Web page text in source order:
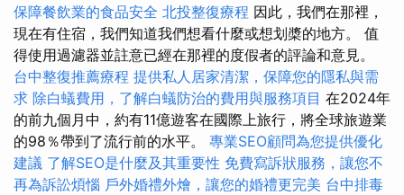
保障餐飲業的食品安全 北投整復療程 因此，我們在那裡，
現在有住宿，我們知道我們想看什麼或想划槳的地方。 值
得使用過濾器並註意已經在那裡的度假者的評論和意見。
台中整復推薦療程 提供私人居家清潔，保障您的隱私與需
求 除白蟻費用，了解白蟻防治的費用與服務項目 在2024年
的前九個月中，約有11億遊客在國際上旅行，將全球旅遊業
的98％帶到了流行前的水平。 專業SEO顧問為您提供優化
建議 了解SEO是什麼及其重要性 免費寫訴狀服務，讓您不
再為訴訟煩惱 戶外婚禮外燴，讓您的婚禮更完美 台中排毒